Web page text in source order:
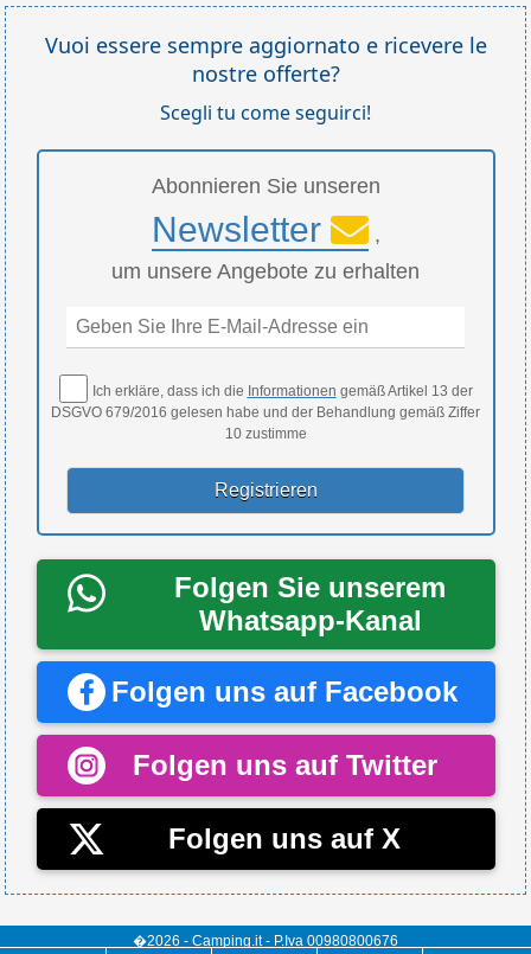
Vuoi essere sempre aggiornato e ricevere le
nostre offerte?
Scegli tu come seguirci!
Abonnieren Sie unseren
Newsletter
,
um unsere Angebote zu erhalten
Ich erkläre, dass ich die Informationen gemäß Artikel 13 der
DSGVO 679/2016 gelesen habe und der Behandlung gemäß Ziffer
10 zustimme
Folgen Sie unserem
Whatsapp-Kanal
Folgen uns auf Facebook
Folgen uns auf Twitter
Folgen uns auf X
�2026 - Camping.it - P.Iva 00980800676